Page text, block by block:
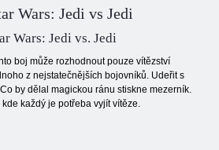
Wars: Jedi vs Jedi
Wars: Jedi vs. Jedi
boj může rozhodnout pouze vítězství
z nejstatečnějších bojovníků. Udeřit s
by dělal magickou ránu stiskne mezerník.
každý je potřeba vyjít vítěze.